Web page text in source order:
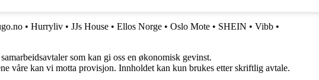
• Hurryliv • JJs House • Ellos Norge • Oslo Mote • SHEIN • Vibb •
som kan gi oss en økonomisk gevinst.
våre kan vi motta provisjon. Innholdet kan kun brukes etter skriftlig avtale.